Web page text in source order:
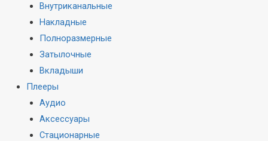
Внутриканальные
Накладные
Полноразмерные
Затылочные
Вкладыши
Плееры
Аудио
Аксессуары
Стационарные